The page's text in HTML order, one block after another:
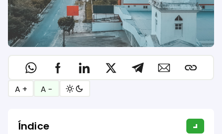
A + A −
Índice